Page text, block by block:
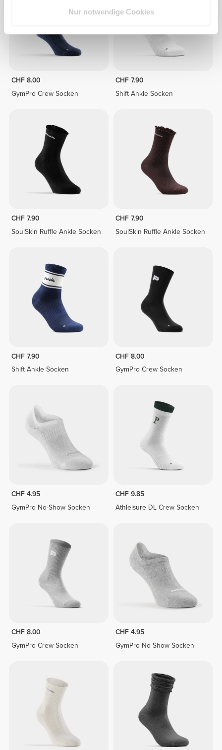
Nur notwendige Cookies
CHF 8.00
GymPro Crew Socken
CHF 7.90
Shift Ankle Socken
CHF 7.90
SoulSkin Ruffle Ankle Socken
CHF 7.90
SoulSkin Ruffle Ankle Socken
CHF 7.90
Shift Ankle Socken
CHF 8.00
GymPro Crew Socken
CHF 4.95
GymPro No-Show Socken
CHF 9.85
Athleisure DL Crew Socken
CHF 8.00
GymPro Crew Socken
CHF 4.95
GymPro No-Show Socken